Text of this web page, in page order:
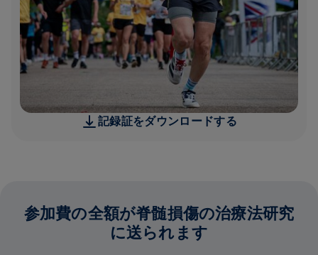
記録証をダウンロードする
参加費の全額が脊髄損傷の治療法研究
に送られます